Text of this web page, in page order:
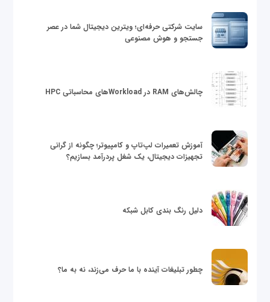
سایت شرکتی حرفه‌ای؛ ویترین دیجیتال شما در عصر
جستجو و هوش مصنوعی
چالش‌های RAM در Workloadهای محاسباتی HPC
آموزش تعمیرات لپ‌تاپ و کامپیوتر؛ چگونه از گرانی
تجهیزات دیجیتال، یک شغل پردرآمد بسازیم؟
دلیل رنگ بندی کابل شبکه
چطور تبلیغات آینده با ما حرف می‌زند، نه به ما؟